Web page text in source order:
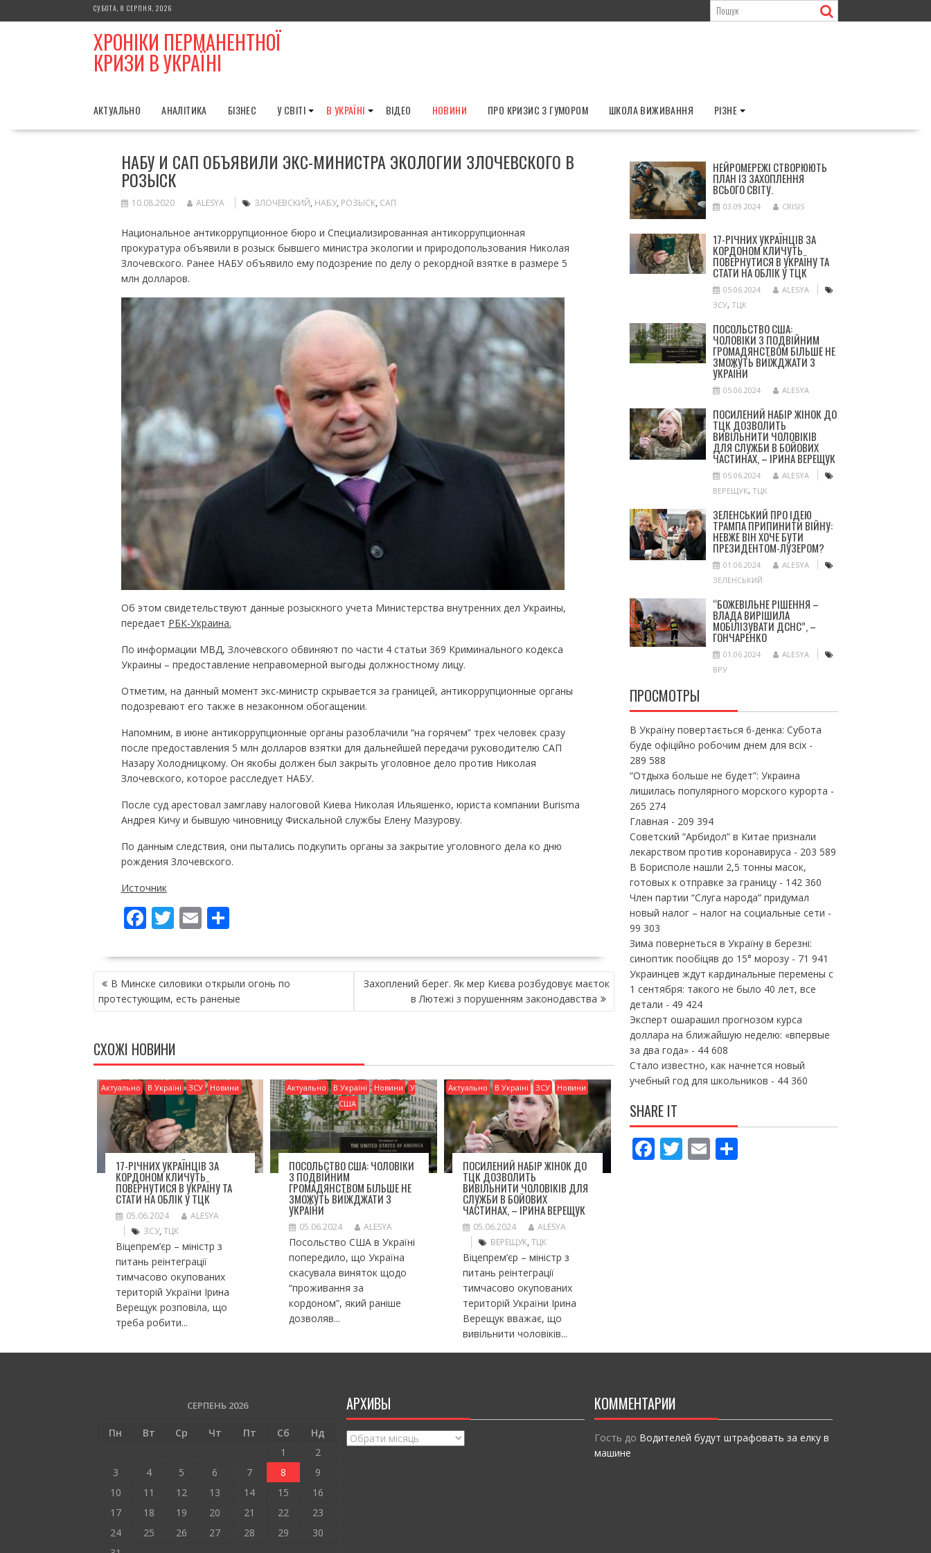
to
СУБОТА, 8 СЕРПНЯ, 2026
ХРОНІКИ ПЕРМАНЕНТНОЇ
КРИЗИ В УКРАЇНІ
АКТУАЛЬНО АНАЛІТИКА БІЗНЕС У СВІТІ В УКРАЇНІ ВІДЕО НОВИНИ ПРО КРИЗИС З ГУМОРОМ ШКОЛА ВИЖИВАННЯ РІЗНЕ
НАБУ И САП ОБЪЯВИЛИ ЭКС-МИНИСТРА ЭКОЛОГИИ ЗЛОЧЕВСКОГО В
РОЗЫСК
10.08.2020 ALESYA ЗЛОЧЕВСКИЙ, НАБУ, РОЗЫСК, САП
Национальное антикоррупционное бюро и Специализированная антикоррупционная
прокуратура объявили в розыск бывшего министра экологии и природопользования Николая
Злочевского. Ранее НАБУ объявило ему подозрение по делу о рекордной взятке в размере 5
млн долларов.
Об этом свидетельствуют данные розыскного учета Министерства внутренних дел Украины,
передает РБК-Украина.
По информации МВД, Злочевского обвиняют по части 4 статьи 369 Криминального кодекса
Украины – предоставление неправомерной выгоды должностному лицу.
Отметим, на данный момент экс-министр скрывается за границей, антикоррупционные органы
подозревают его также в незаконном обогащении.
Напомним, в июне антикоррупционные органы разоблачили “на горячем” трех человек сразу
после предоставления 5 млн долларов взятки для дальнейшей передачи руководителю САП
Назару Холодницкому. Он якобы должен был закрыть уголовное дело против Николая
Злочевского, которое расследует НАБУ.
После суд арестовал замглаву налоговой Киева Николая Ильяшенко, юриста компании Burisma
Андрея Кичу и бывшую чиновницу Фискальной службы Елену Мазурову.
По данным следствия, они пытались подкупить органы за закрытие уголовного дела ко дню
рождения Злочевского.
Источник
F
e
b
o
k
T
itt
er
E
ai
l
П
ді
л
и
ся
НАВІГАЦІЯ
ЗАПИСІВ
В Минске силовики открыли огонь по
протестующим, есть раненые
Захоплений берег. Як мер Києва розбудовує маєток
в Лютежі з порушенням законодавства
СХОЖІ НОВИНИ
Актуально В Україні ЗСУ Новини
17-РІЧНИХ УКРАЇНЦІВ ЗА
КОРДОНОМ КЛИЧУТЬ
ПОВЕРНУТИСЯ В УКРАЇНУ ТА
СТАТИ НА ОБЛІК У ТЦК
05.06.2024
ALESYA
ЗСУ, ТЦК
Віцепрем’єр – міністр з
питань реінтеграції
тимчасово окупованих
територій України Ірина
Верещук розповіла, що
треба робити...
Актуально В Україні Новини
У
США
ПОСОЛЬСТВО США: ЧОЛОВІКИ
З ПОДВІЙНИМ
ГРОМАДЯНСТВОМ БІЛЬШЕ НЕ
ЗМОЖУТЬ ВИЇЖДЖАТИ З
УКРАЇНИ
05.06.2024 ALESYA
Посольство США в Україні
попередило, що Україна
скасувала виняток щодо
“проживання за
кордоном”, який раніше
дозволяв...
Актуально В Україні ЗСУ Новини
ПОСИЛЕНИЙ НАБІР ЖІНОК ДО
ТЦК ДОЗВОЛИТЬ
ВИВІЛЬНИТИ ЧОЛОВІКІВ ДЛЯ
СЛУЖБИ В БОЙОВИХ
ЧАСТИНАХ, – ІРИНА ВЕРЕЩУК
05.06.2024
ALESYA
ВЕРЕЩУК,ТЦК
Віцепрем’єр – міністр з
питань реінтеграції
тимчасово окупованих
територій України Ірина
Верещук вважає, що
вивільнити чоловіків...
НЕЙРОМЕРЕЖІ СТВОРЮЮТЬ
ПЛАН ІЗ ЗАХОПЛЕННЯ
ВСЬОГО СВІТУ.
03.09.2024 CRISIS
17-РІЧНИХ УКРАЇНЦІВ ЗА
КОРДОНОМ КЛИЧУТЬ
ПОВЕРНУТИСЯ В УКРАЇНУ ТА
СТАТИ НА ОБЛІК У ТЦК
05.06.2024
ALESYA
ЗСУ, ТЦК
ПОСОЛЬСТВО США:
ЧОЛОВІКИ З ПОДВІЙНИМ
ГРОМАДЯНСТВОМ БІЛЬШЕ НЕ
ЗМОЖУТЬ ВИЇЖДЖАТИ З
УКРАЇНИ
05.06.2024 ALESYA
ПОСИЛЕНИЙ НАБІР ЖІНОК ДО
ТЦК ДОЗВОЛИТЬ
ВИВІЛЬНИТИ ЧОЛОВІКІВ
ДЛЯ СЛУЖБИ В БОЙОВИХ
ЧАСТИНАХ, – ІРИНА ВЕРЕЩУК
05.06.2024
ALESYA
ВЕРЕЩУК, ТЦК
ЗЕЛЕНСЬКИЙ ПРО ІДЕЮ
ТРАМПА ПРИПИНИТИ ВІЙНУ:
НЕВЖЕ ВІН ХОЧЕ БУТИ
ПРЕЗИДЕНТОМ-ЛУЗЕРОМ?
01.06.2024
ALESYA
ЗЕЛЕНСЬКИЙ
“БОЖЕВІЛЬНЕ РІШЕННЯ –
ВЛАДА ВИРІШИЛА
МОБІЛІЗУВАТИ ДСНС”, –
ГОНЧАРЕНКО
01.06.2024
ALESYA
ВРУ
ПРОСМОТРЫ
В Україну повертається 6-денка: Субота
буде офіційно робочим днем для всіх-
289 588
“Отдыха больше не будет”: Украина
лишилась популярного морского курорта -
265 274
Главная - 209 394
Советский “Арбидол” в Китае признали
лекарством против коронавируса - 203 589
В Борисполе нашли 2,5 тонны масок,
готовых к отправке за границу- 142 360
Член партии “Слуга народа” придумал
новый налог – налог на социальные сети -
99 303
Зима повернеться в Україну в березні:
синоптик пообіцяв до 15° морозу- 71 941
Украинцев ждут кардинальные перемены с
1 сентября: такого не было 40 лет, все
детали - 49 424
Эксперт ошарашил прогнозом курса
доллара на ближайшую неделю: «впервые
за два года»- 44 608
Стало известно, как начнется новый
учебный год для школьников - 44 360
SHARE IT
F T E П
СЕРПЕНЬ 2026
Пн Вт Ср Чт Пт Сб
Нд
1
2
3
4 5 6 7 8
9
10
11 12 13 14 15
16
17
18 19 20 21 22
23
24
25 26 27 28 29
30
АРХИВЫ
Архивы
КОММЕНТАРИИ
Гость до Водителей будут штрафовать за елку в
машине